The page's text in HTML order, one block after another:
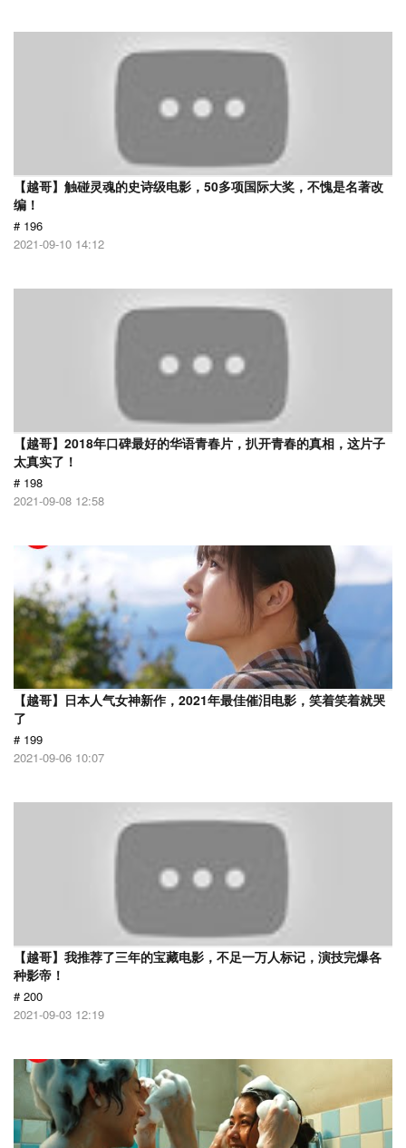
【越哥】触碰灵魂的史诗级电影，50多项国际大奖，不愧是名著改
编！
# 196
2021-09-10 14:12
【越哥】2018年口碑最好的华语青春片，扒开青春的真相，这片子
太真实了！
# 198
2021-09-08 12:58
【越哥】日本人气女神新作，2021年最佳催泪电影，笑着笑着就哭
了
# 199
2021-09-06 10:07
【越哥】我推荐了三年的宝藏电影，不足一万人标记，演技完爆各
种影帝！
# 200
2021-09-03 12:19